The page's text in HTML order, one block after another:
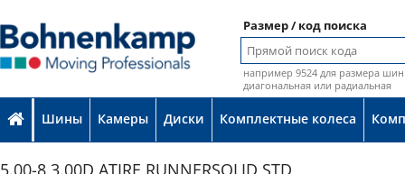
Размер / код поиска
например 9524 для размера шин
диагональная или радиальная
Шины Камеры Диски Комплектные колеса
5.00-8 3.00D ATIRE RUNNERSOLID STD